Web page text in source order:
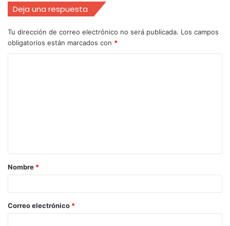
Deja una respuesta
Tu dirección de correo electrónico no será publicada. Los campos
obligatorios están marcados con *
Nombre *
Correo electrónico *